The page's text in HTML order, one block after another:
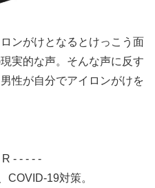
ンがけとなるとけっこう面
実的な声。そんな声に反す
性が自分でアイロンがけを
- - - - -
COVID-19対策。